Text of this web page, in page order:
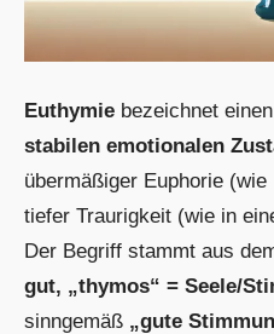
Euthymie bezeichnet einen
stabilen emotionalen
übermäßiger Euphorie
tiefer Traurigkeit (wie in
Der Begriff stammt aus
gut, „thymos“ = Seele/
sinngemäß „gute